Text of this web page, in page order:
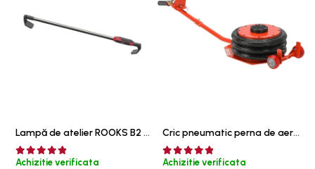
Masini de dejantat roti
Masini de echilibrat roti
Lampă de atelier ROOKS B2 HYBRID pentru capotă, 2000 lumeni, 5000 mAh
Achizitie verificata
Cric pneumatic perna de aer cu inaltator 6T
Achizitie verificata